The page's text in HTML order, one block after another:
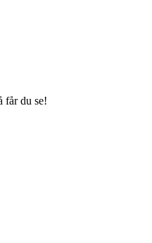
får du se!